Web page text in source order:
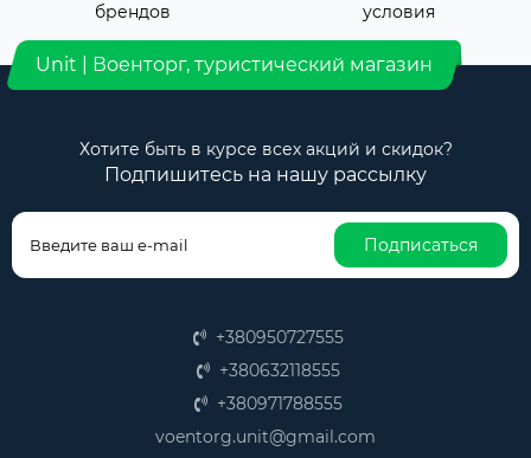
брендов
условия
Unit | Военторг, туристический магазин
Хотите быть в курсе всех акций и скидок?
Подпишитесь на нашу рассылку
Подписаться
+380950727555
+380632118555
+380971788555
voentorg.unit@gmail.com